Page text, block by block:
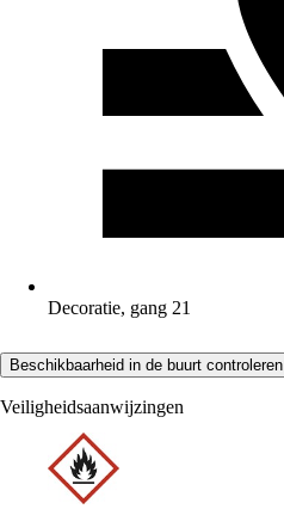
Decoratie, gang 21
Beschikbaarheid in de buurt controleren
Veiligheidsaanwijzingen